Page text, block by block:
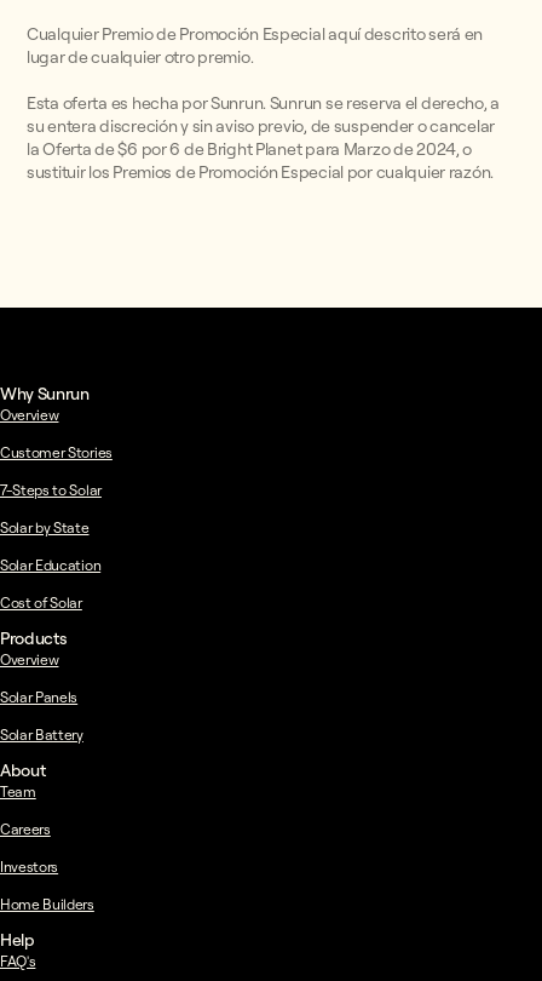
Cualquier Premio de Promoción Especial aquí descrito será en
lugar de cualquier otro premio.
Esta oferta es hecha por Sunrun. Sunrun se reserva el derecho, a
su entera discreción y sin aviso previo, de suspender o cancelar
la Oferta de $6 por 6 de Bright Planet para Marzo de 2024, o
sustituir los Premios de Promoción Especial por cualquier razón.
Why Sunrun
Overview
Customer Stories
7-Steps to Solar
Solar by State
Solar Education
Cost of Solar
Products
Overview
Solar Panels
Solar Battery
About
Team
Careers
Investors
Home Builders
Help
FAQ's